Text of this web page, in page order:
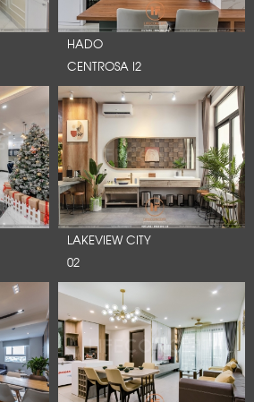
HADO
CENTROSA I2
LAKEVIEW CITY
02